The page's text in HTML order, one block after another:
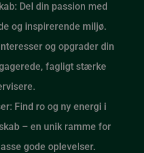
Del din passion med
og inspirerende miljø.
og opgrader din
fagligt stærke
Find ro og ny energi i
– en unik ramme for
gode oplevelser.